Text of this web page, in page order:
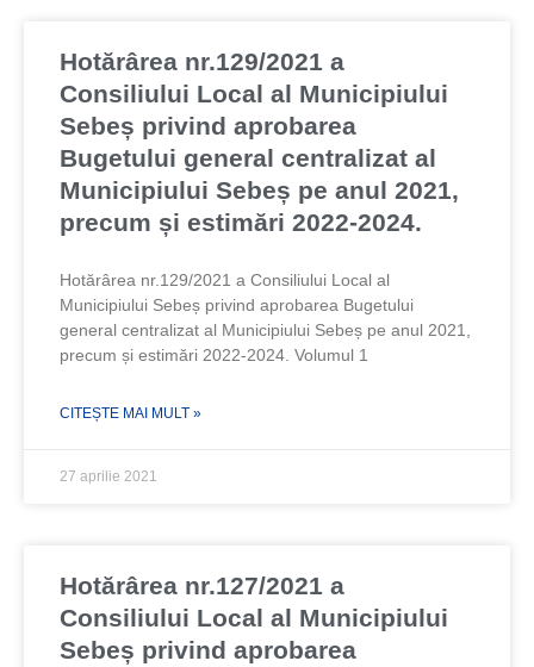
Hotărârea nr.129/2021 a
Consiliului Local al Municipiului
Sebeș privind aprobarea
Bugetului general centralizat al
Municipiului Sebeș pe anul 2021,
precum și estimări 2022-2024.
Hotărârea nr.129/2021 a Consiliului Local al
Municipiului Sebeș privind aprobarea Bugetului
general centralizat al Municipiului Sebeș pe anul 2021,
precum și estimări 2022-2024. Volumul 1
CITEȘTE MAI MULT »
27 aprilie 2021
Hotărârea nr.127/2021 a
Consiliului Local al Municipiului
Sebeș privind aprobarea